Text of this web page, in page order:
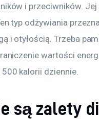
i przeciwników.
typ odżywiania
i otyłością. Trzeba
wartości
kalorii dziennie.
są zalety